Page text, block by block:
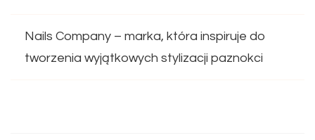
Nails Company – marka, która inspiruje do
tworzenia wyjątkowych stylizacji paznokci